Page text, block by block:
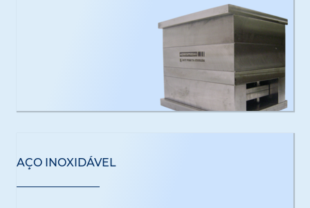
AÇO INOXIDÁVEL